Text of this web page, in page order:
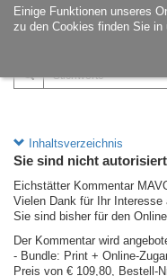
Einige Funktionen unseres
zu den Cookies finden Sie in
Inhaltsverzeichnis
Sie sind nicht autorisiert
Eichstätter Kommentar
Vielen Dank für Ihr Interesse
Sie sind bisher für den
Der Kommentar wird
- Bundle: Print + Online-
Preis von € 109,80, Bestell-